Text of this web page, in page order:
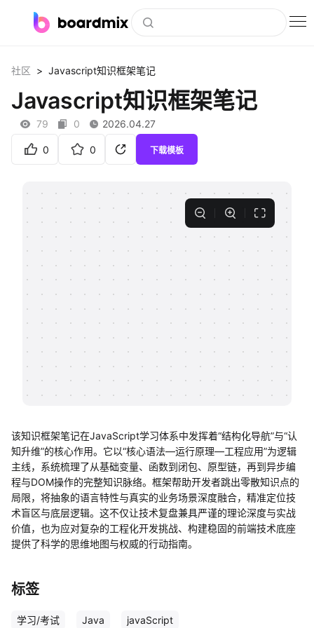
下载
私有化部署
客户案例
支持
社区 > Javascript知识框架笔记
Javascript知识框架笔记
79 0 2026.04.27
0 0 下载模板
该知识框架笔记在JavaScript学习体系中发挥着“结构化导航”与“认
知升维”的核心作用。它以“核心语法—运行原理—工程应用”为逻辑
主线，系统梳理了从基础变量、函数到闭包、原型链，再到异步编
程与DOM操作的完整知识脉络。框架帮助开发者跳出零散知识点的
局限，将抽象的语言特性与真实的业务场景深度融合，精准定位技
术盲区与底层逻辑。这不仅让技术复盘兼具严谨的理论深度与实战
价值，也为应对复杂的工程化开发挑战、构建稳固的前端技术底座
提供了科学的思维地图与权威的行动指南。
标签
学习/考试 Java javaScript